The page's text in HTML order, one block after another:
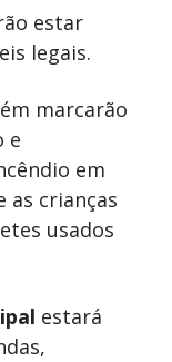
estar
legais.
marcarão
e
em
crianças
usados
estará